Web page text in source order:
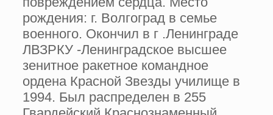
рождения: г. Волгоград в семье
военного. Окончил в г .Ленинграде
ЛВЗРКУ -Ленинградское высшее
зенитное ракетное командное
ордена Красной Звезды училище в
1994. Был распределен в 255